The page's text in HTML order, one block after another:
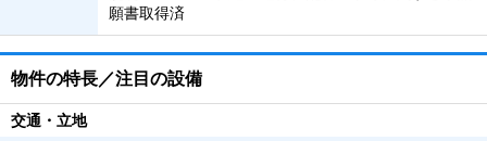
願書取得済
物件の特長／注目の設備
交通・立地